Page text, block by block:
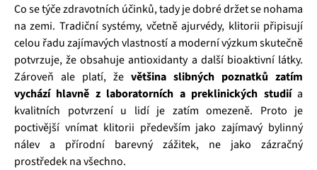
Co se týče zdravotních účinků, tady je dobré držet se nohama
na zemi. Tradiční systémy, včetně ajurvédy, klitorii připisují
celou řadu zajímavých vlastností a moderní výzkum skutečně
potvrzuje, že obsahuje antioxidanty a další bioaktivní látky.
Zároveň ale platí, že většina slibných poznatků zatím
vychází hlavně z laboratorních a preklinických studiía
kvalitních potvrzení u lidí je zatím omezeně. Proto je
poctivější vnímat klitorii především jako zajímavý bylinný
nálev a přírodní barevný zážitek, ne jako zázračný
prostředek na všechno.